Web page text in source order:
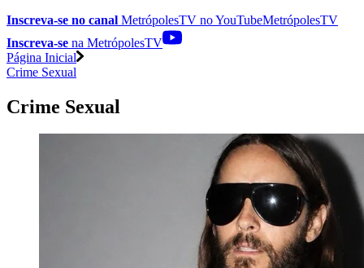
Inscreva-se no canal MetrópolesTV noYouTubeMetrópolesTV
Inscreva-se na MetrópolesTV
Página Inicial
Crime Sexual
Crime Sexual